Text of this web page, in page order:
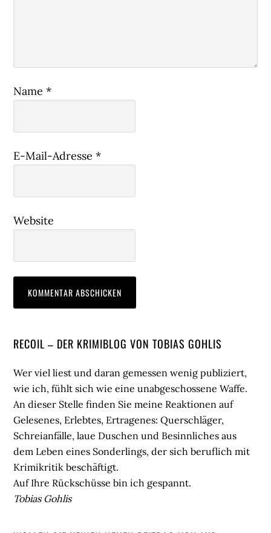
Name*
E-Mail-Adresse*
Website
Seitenspalte
RECOIL – DER KRIMIBLOG VON TOBIAS GOHLIS
Wer viel liest und daran gemessen wenig publiziert,
wie ich, fühlt sich wie eine unabgeschossene Waffe.
An dieser Stelle finden Sie meine Reaktionen auf
Gelesenes, Erlebtes, Ertragenes: Querschläger,
Schreianfälle, laue Duschen und Besinnliches aus
dem Leben eines Sonderlings, der sich beruflich mit
Krimikritik beschäftigt.
Auf Ihre Rückschüsse bin ich gespannt.
Tobias Gohlis